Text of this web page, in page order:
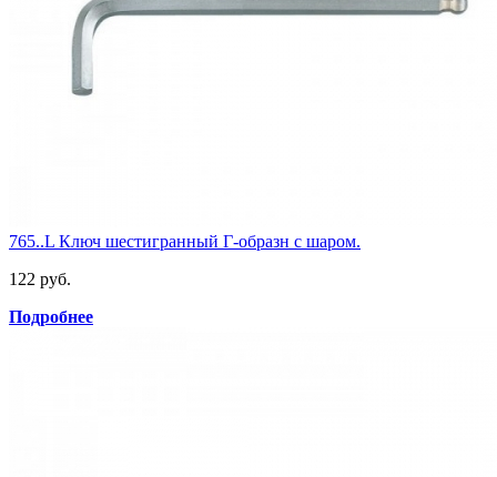
765..L Ключ шестигранный Г-образн с шаром.
122 руб.
Подробнее